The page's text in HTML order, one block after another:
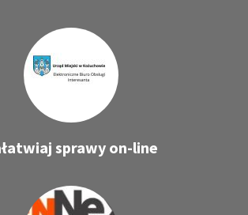
sprawy on-line